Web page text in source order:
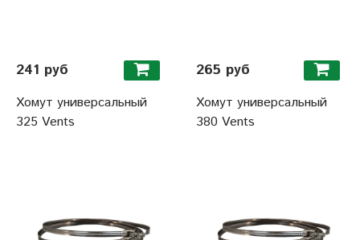
241 руб
Хомут универсальный
325 Vents
265 руб
Хомут универсальный
380 Vents